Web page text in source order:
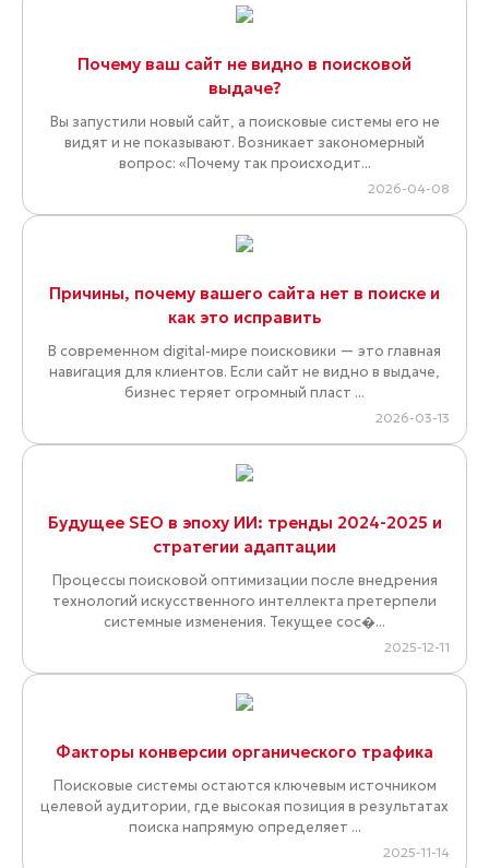
Почему ваш сайт не видно в поисковой
выдаче?
Вы запустили новый сайт, а поисковые системы его не
видят и не показывают. Возникает закономерный
вопрос: «Почему так происходит...
2026-04-08
Причины, почему вашего сайта нет в поиске и
как это исправить
В современном digital-мире поисковики — это главная
навигация для клиентов. Если сайт не видно в выдаче,
бизнес теряет огромный пласт ...
2026-03-13
Будущее SEO в эпоху ИИ: тренды 2024-2025 и
стратегии адаптации
Процессы поисковой оптимизации после внедрения
технологий искусственного интеллекта претерпели
системные изменения. Текущее сос�...
2025-12-11
Факторы конверсии органического трафика
Поисковые системы остаются ключевым источником
целевой аудитории, где высокая позиция в результатах
поиска напрямую определяет ...
2025-11-14